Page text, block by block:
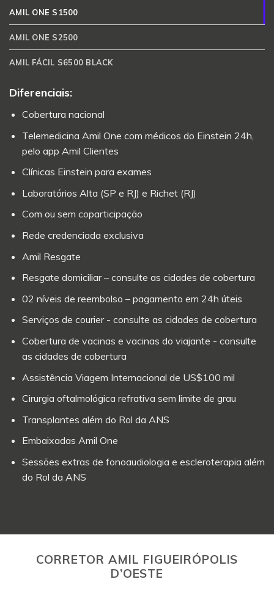
AMIL ONE S1500
AMIL ONE S2500
AMIL FÁCIL S6500 BLACK
Diferenciais:
Cobertura nacional
Telemedicina Amil One com médicos do Einstein 24h,
pelo app Amil Clientes
Clínicas Einstein para exames
Laboratórios Alta (SP e RJ) e Richet (RJ)
Com ou sem coparticipação
Rede credenciada exclusiva
Amil Resgate
Resgate domiciliar – consulte as cidades de cobertura
02 níveis de reembolso – pagamento em 24h úteis
Serviços de courier - consulte as cidades de cobertura
Cobertura de vacinas e vacinas do viajante - consulte
as cidades de cobertura
Assistência Viagem Internacional de US$100 mil
Cirurgia oftalmológica refrativa sem limite de grau
Transplantes além do Rol da ANS
Embaixadas Amil One
Sessões extras de fonoaudiologia e escleroterapia além
do Rol da ANS
CORRETOR AMIL FIGUEIRÓPOLIS
D’OESTE